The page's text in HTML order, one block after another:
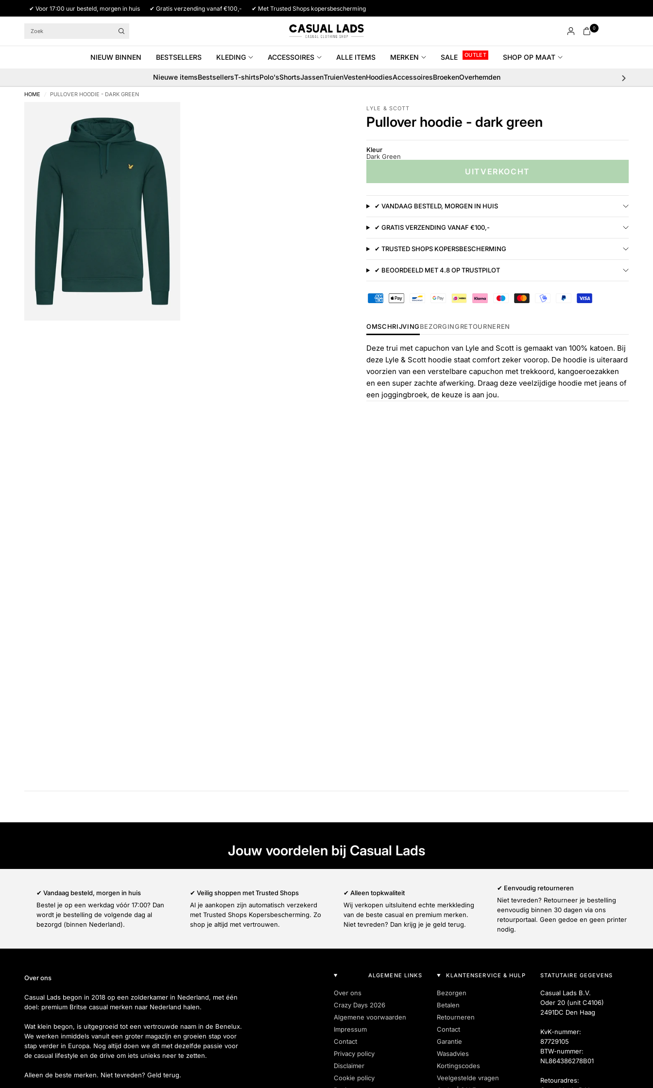
✔ Voor 17:00 uur besteld, morgen in huis ✔ Gratis verzending vanaf €100,- ✔ Met Trusted Shops kopersbescherming
0
NIEUW BINNEN BESTSELLERS KLEDING ACCESSOIRES ALLE ITEMS MERKEN SALE OUTLET SHOP OP MAAT
Nieuwe itemsBestsellersT-shirtsPolo'sShortsJassenTruienVestenHoodiesAccessoiresBroekenOverhemden
HOME / PULLOVER HOODIE - DARK GREEN
LYLE & SCOTT
Pullover hoodie - dark green
Kleur
Dark Green
UITVERKOCHT
✔ VANDAAG BESTELD, MORGEN IN HUIS
✔ GRATIS VERZENDING VANAF €100,-
✔ TRUSTED SHOPS KOPERSBESCHERMING
✔ BEOORDEELD MET 4.8 OP TRUSTPILOT
OMSCHRIJVINGBEZORGINGRETOURNEREN
Deze trui met capuchon van Lyle and Scott is gemaakt van 100% katoen. Bij
deze Lyle & Scott hoodie staat comfort zeker voorop. De hoodie is uiteraard
voorzien van een verstelbare capuchon met trekkoord, kangoeroezakken
en een super zachte afwerking. Draag deze veelzijdige hoodie met jeans of
een joggingbroek, de keuze is aan jou.
Jouw voordelen bij Casual Lads
✔ Vandaag besteld, morgen in huis
Bestel je op een werkdag vóór 17:00? Dan
wordt je bestelling de volgende dag al
bezorgd (binnen Nederland).
✔ Veilig shoppen met Trusted Shops
Al je aankopen zijn automatisch verzekerd
met Trusted Shops Kopersbescherming. Zo
shop je altijd met vertrouwen.
✔ Alleen topkwaliteit
Wij verkopen uitsluitend echte merkkleding
van de beste casual en premium merken.
Niet tevreden? Dan krijg je je geld terug.
✔ Eenvoudig retourneren
Niet tevreden? Retourneer je bestelling
eenvoudig binnen 30 dagen via ons
retourportaal. Geen gedoe en geen printer
nodig.
Over ons
Casual Lads begon in 2018 op een zolderkamer in Nederland, met één
doel: premium Britse casual merken naar Nederland halen.
Wat klein begon, is uitgegroeid tot een vertrouwde naam in de Benelux.
We werken inmiddels vanuit een groter magazijn en groeien stap voor
stap verder in Europa. Nog altijd doen we dit met dezelfde passie voor
de casual lifestyle en de drive om iets unieks neer te zetten.
Alleen de beste merken. Niet tevreden? Geld terug.
ALGEMENE LINKS
Over ons
Crazy Days 2026
Algemene voorwaarden
Impressum
Contact
Privacy policy
Disclaimer
Cookie policy
KLANTENSERVICE & HULP
Bezorgen
Betalen
Retourneren
Contact
Garantie
Wasadvies
Kortingscodes
Veelgestelde vragen
STATUTAIRE GEGEVENS
Casual Lads B.V.
Oder 20 (unit C4106)
2491DC Den Haag
KvK-nummer:
87729105
BTW-nummer:
NL864386278B01
Retouradres: